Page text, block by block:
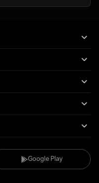
Google Play